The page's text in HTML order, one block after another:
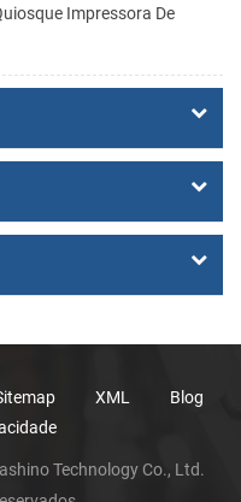
Impressora De
XML
Blog
Technology Co., Ltd.